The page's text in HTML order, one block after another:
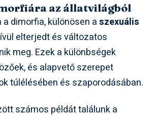
az állatvilágból
dimorfia, különösen aszexuális
elterjedt és változatos
meg. Ezek a különbségek
és alapvető szerepet
túlélésében és szaporodásában.
számos példát találunk a